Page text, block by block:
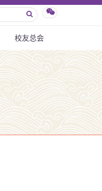
校友总会